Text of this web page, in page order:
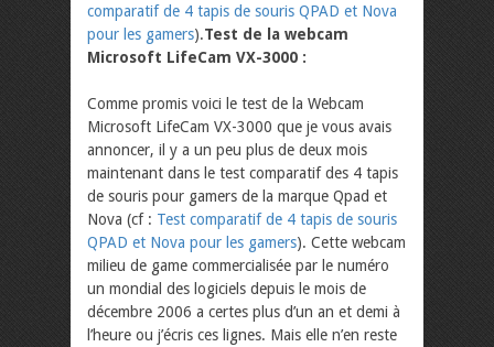
comparatif de 4 tapis de souris QPAD et Nova
pour les gamers).Test de la webcam
Microsoft LifeCam VX-3000 :
Comme promis voici le test de la Webcam
Microsoft LifeCam VX-3000 que je vous avais
annoncer, il y a un peu plus de deux mois
maintenant dans le test comparatif des 4 tapis
de souris pour gamers de la marque Qpad et
Nova (cf : Test comparatif de 4 tapis de souris
QPAD et Nova pour les gamers). Cette webcam
milieu de game commercialisée par le numéro
un mondial des logiciels depuis le mois de
décembre 2006 a certes plus d’un an et demi à
l’heure ou j’écris ces lignes. Mais elle n’en reste